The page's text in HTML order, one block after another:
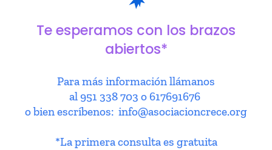
Te esperamos con los brazos
abiertos*
Para más información llámanos
al 951 338 703 o 617691676
o bien escríbenos: info@asociacioncrece.org
*La primera consulta es gratuita